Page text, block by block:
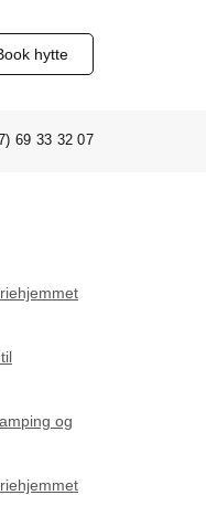
hytte
69 33 32 07
og